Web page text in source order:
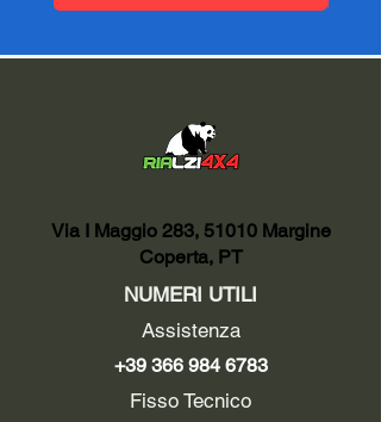
Via I Maggio 283, 51010 Margine
Coperta, PT
NUMERI UTILI
Assistenza
+39 366 984 6783
Fisso Tecnico